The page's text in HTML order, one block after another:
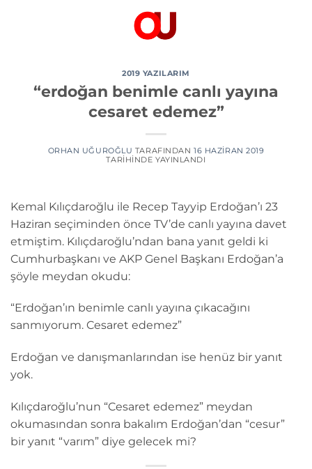
2019 YAZILARIM
“erdoğan benimle canlı yayına
cesaret edemez”
ORHAN UĞUROĞLU TARAFINDAN 16 HAZIRAN 2019
TARIHINDE YAYINLANDI
Kemal Kılıçdaroğlu ile Recep Tayyip Erdoğan’ı 23
Haziran seçiminden önce TV’de canlı yayına davet
etmiştim. Kılıçdaroğlu’ndan bana yanıt geldi ki
Cumhurbaşkanı ve AKP Genel Başkanı Erdoğan’a
şöyle meydan okudu:
“Erdoğan’ın benimle canlı yayına çıkacağını
sanmıyorum. Cesaret edemez”
Erdoğan ve danışmanlarından ise henüz bir yanıt
yok.
Kılıçdaroğlu’nun “Cesaret edemez” meydan
okumasından sonra bakalım Erdoğan’dan “cesur”
bir yanıt “varım” diye gelecek mi?